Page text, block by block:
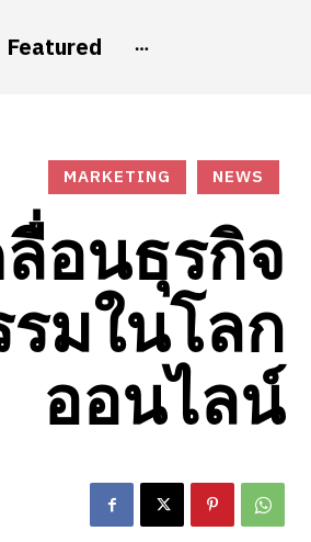
Featured
MARKETING NEWS
อนธุรกิจ
มในโลก
ออนไลน์